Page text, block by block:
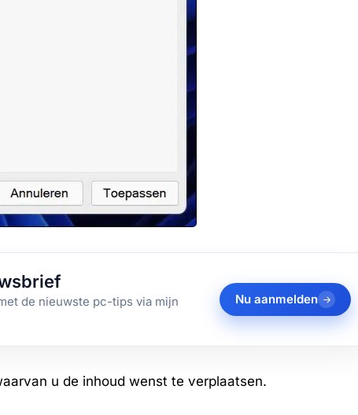
de nieuwste pc-tips via mijn
Nu aanmelden
u de inhoud wenst te verplaatsen.